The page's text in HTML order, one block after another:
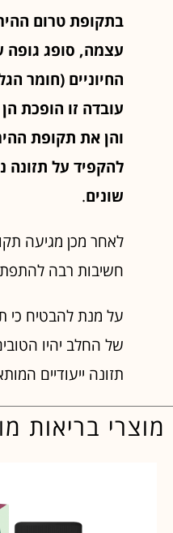
בתקופת טרום
עצמה, סופג גופה
החיוניים (חומר
עובדה זו הופכת
והן את תקופת
להקפיד על תזונה
שונים.
לאחר מכן מגיעה
חשיבות רבה
על מנת להבטיח כי
של החלב יהיו
תזונה ייעודיים
מוצרי בריאות